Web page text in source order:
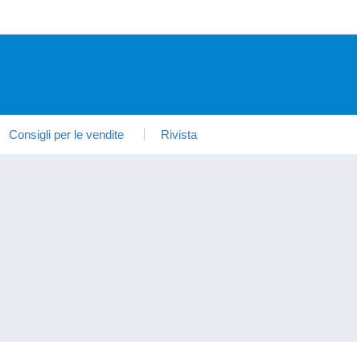
Consigli per le vendite Rivista